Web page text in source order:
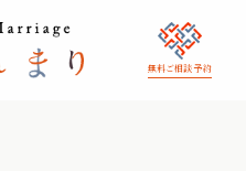
無料ご相談 予約